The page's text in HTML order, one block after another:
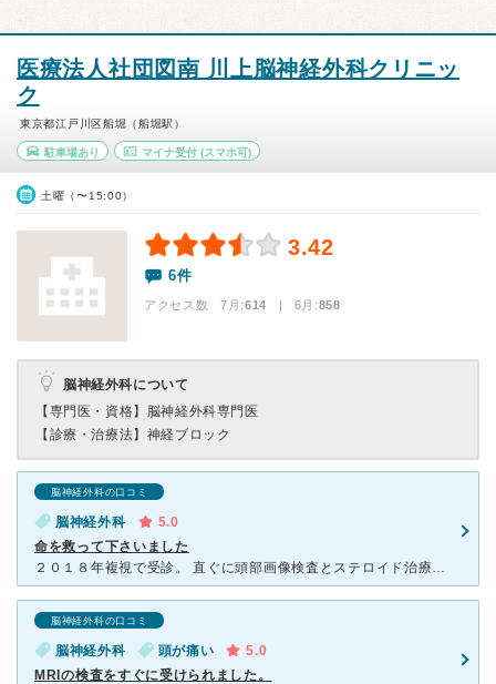
医療法人社団図南 川上脳神経外科クリニッ
ク
東京都江戸川区船堀（船堀駅）
駐車場あり マイナ受付(スマホ可)
土曜（〜15:00）
3.42
6件
アクセス数 7月:614 | 6月:858
脳神経外科について
【専門医・資格】 脳神経外科専門医
【診療・治療法】 神経ブロック
脳神経外科の口コミ
脳神経外科
5.0
命を救って下さいました
２０１８年複視で受診。 直ぐに頭部画像検査とステロイド治療。 血液検査etc……重症筋無力症と胸腺腫と診断。 直ぐに病気を見つけて下さり、早期治療により毎日元気に暮らしています。 川上先生は優
脳神経外科の口コミ
脳神経外科 頭が痛い
5.0
MRIの検査をすぐに受けられました。